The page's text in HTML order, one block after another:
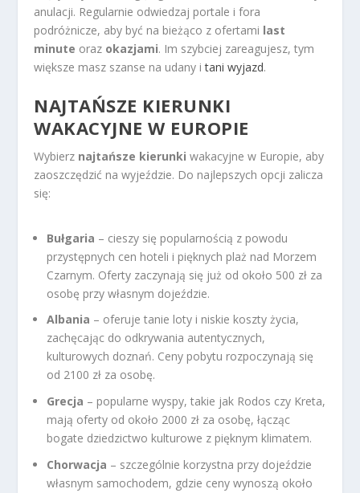
anulacji. Regularnie odwiedzaj portale i fora
podróżnicze, aby być na bieżąco z ofertami last
minute oraz okazjami. Im szybciej zareagujesz, tym
większe masz szanse na udany itani wyjazd.
NAJTAŃSZE KIERUNKI
WAKACYJNE W EUROPIE
Wybierz najtańsze kierunki wakacyjne w Europie, aby
zaoszczędzić na wyjeździe. Do najlepszych opcji zalicza
się:
Bułgaria – cieszy się popularnością z powodu
przystępnych cen hoteli i pięknych plaż nad Morzem
Czarnym. Oferty zaczynają się już od około 500 zł za
osobę przy własnym dojeździe.
Albania – oferuje tanie loty i niskie koszty życia,
zachęcając do odkrywania autentycznych,
kulturowych doznań. Ceny pobytu rozpoczynają się
od 2100 zł za osobę.
Grecja – popularne wyspy, takie jak Rodos czy Kreta,
mają oferty od około 2000 zł za osobę, łącząc
bogate dziedzictwo kulturowe z pięknym klimatem.
Chorwacja – szczególnie korzystna przy dojeździe
własnym samochodem, gdzie ceny wynoszą około